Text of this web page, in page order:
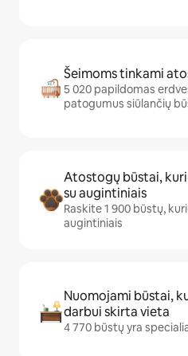
Šeimoms tinkami
5 020 papildomas
patogumus siūlančių
Atostogų būstai,
su augintiniais
Raskite 1 900 būstų,
augintiniais
Nuomojami būstai,
darbui skirta vieta
4 770 būstų yra